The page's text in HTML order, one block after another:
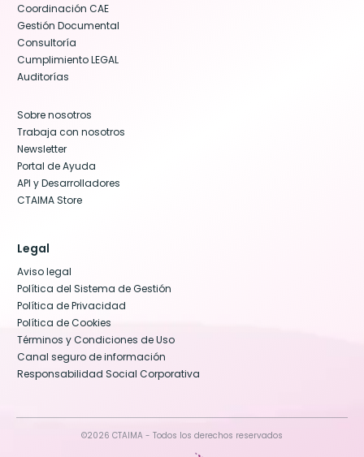
Coordinación CAE
Gestión Documental
Consultoría
Cumplimiento LEGAL
Auditorías
Sobre nosotros
Trabaja con nosotros
Newsletter
Portal de Ayuda
API y Desarrolladores
CTAIMA Store
Legal
Aviso legal
Política del Sistema de Gestión
Política de Privacidad
Política de Cookies
Términos y Condiciones de Uso
Canal seguro de información
Responsabilidad Social Corporativa
©2026 CTAIMA - Todos los derechos reservados